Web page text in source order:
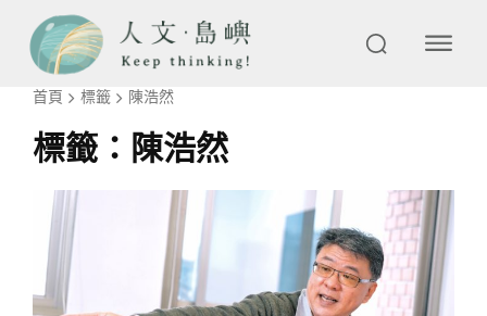
首頁 標籤 陳浩然
標籤： 陳浩然